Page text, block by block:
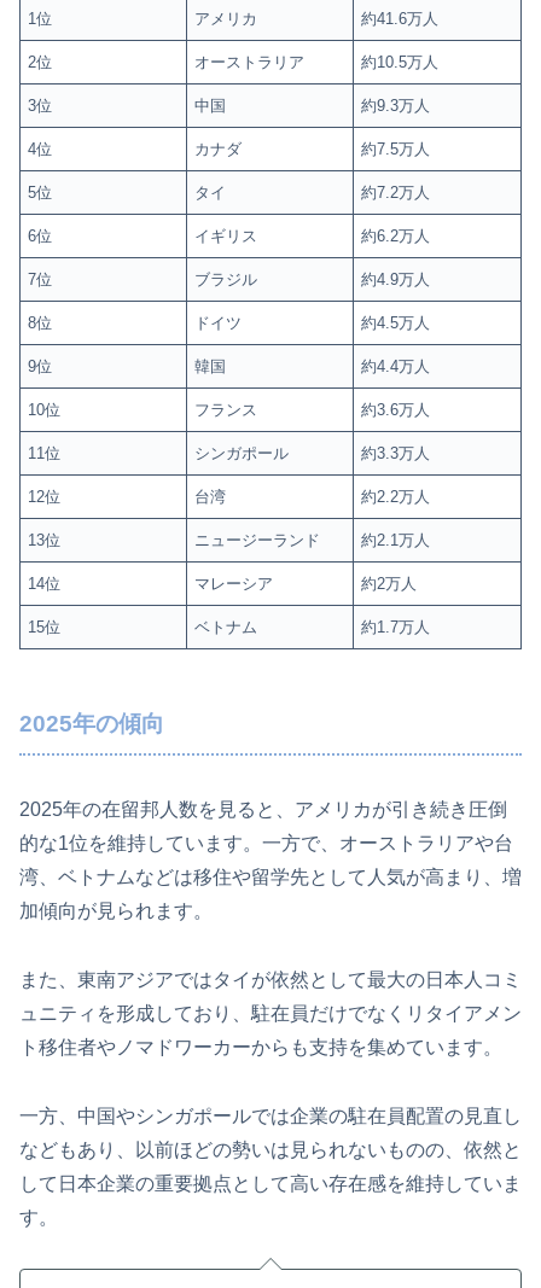
1位 アメリカ 約41.6万人
2位 オーストラリア 約10.5万人
3位 中国 約9.3万人
4位 カナダ 約7.5万人
5位 タイ 約7.2万人
6位 イギリス 約6.2万人
7位 ブラジル 約4.9万人
8位 ドイツ 約4.5万人
9位 韓国 約4.4万人
10位 フランス 約3.6万人
11位 シンガポール 約3.3万人
12位 台湾 約2.2万人
13位 ニュージーランド 約2.1万人
14位 マレーシア 約2万人
15位 ベトナム 約1.7万人
2025年の傾向
2025年の在留邦人数を見ると、アメリカが引き続き圧倒
的な1位を維持しています。一方で、オーストラリアや台
湾、ベトナムなどは移住や留学先として人気が高まり、増
加傾向が見られます。
また、東南アジアではタイが依然として最大の日本人コミ
ュニティを形成しており、駐在員だけでなくリタイアメン
ト移住者やノマドワーカーからも支持を集めています。
一方、中国やシンガポールでは企業の駐在員配置の見直し
などもあり、以前ほどの勢いは見られないものの、依然と
して日本企業の重要拠点として高い存在感を維持していま
す。